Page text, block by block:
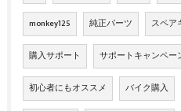
monkey125 純正パーツ スペア
購入サポート サポートキャンペー
初心者にもオススメ バイク購入